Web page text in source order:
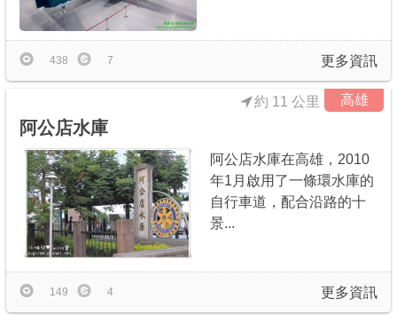
更多資訊
438 7
高雄
阿公店水庫
約 11 公里
阿公店水庫在高雄，2010
年1月啟用了一條環水庫的
自行車道，配合沿路的十
景...
更多資訊
149 4